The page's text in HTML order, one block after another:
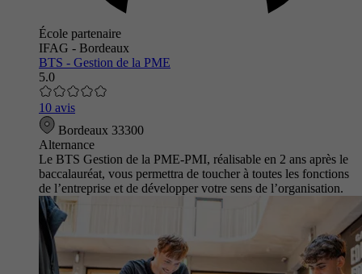
École partenaire
IFAG - Bordeaux
BTS - Gestion de la PME
5.0
10 avis
Bordeaux 33300
Alternance
Le BTS Gestion de la PME-PMI, réalisable en 2 ans après le
baccalauréat, vous permettra de toucher à toutes les fonctions
de l’entreprise et de développer votre sens de l’organisation.